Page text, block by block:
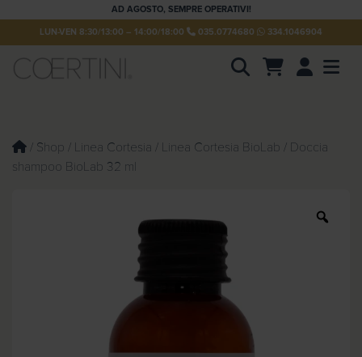
AD AGOSTO, SEMPRE OPERATIVI!
LUN-VEN 8:30/13:00 – 14:00/18:00 035.0774680 334.1046904
Account
u
c
t
/ Shop / Linea Cortesia / Linea Cortesia BioLab / Doccia
shampoo BioLab 32 ml